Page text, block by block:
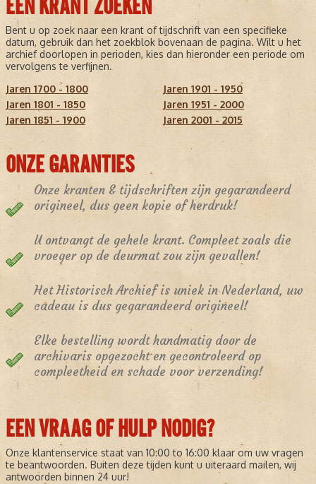
EEN KRANT ZOEKEN
Bent u op zoek naar een krant of tijdschrift van een specifieke
datum, gebruik dan het zoekblok bovenaan de pagina. Wilt u het
archief doorlopen in perioden, kies dan hieronder een periode om
vervolgens te verfijnen.
Jaren 1700 - 1800
Jaren 1801 - 1850
Jaren 1851 - 1900
Jaren 1901 - 1950
Jaren 1951 - 2000
Jaren 2001 - 2015
ONZE GARANTIES
Onze kranten & tijdschriften zijn gegarandeerd
origineel, dus geen kopie of herdruk!
U ontvangt de gehele krant. Compleet zoals die
vroeger op de deurmat zou zijn gevallen!
Het Historisch Archief is uniek in Nederland, uw
cadeau is dus gegarandeerd origineel!
Elke bestelling wordt handmatig door de
archivaris opgezocht en gecontroleerd op
compleetheid en schade voor verzending!
EEN VRAAG OF HULP NODIG?
Onze klantenservice staat van 10:00 to 16:00 klaar om uw vragen
te beantwoorden. Buiten deze tijden kunt u uiteraard mailen, wij
antwoorden binnen 24 uur!